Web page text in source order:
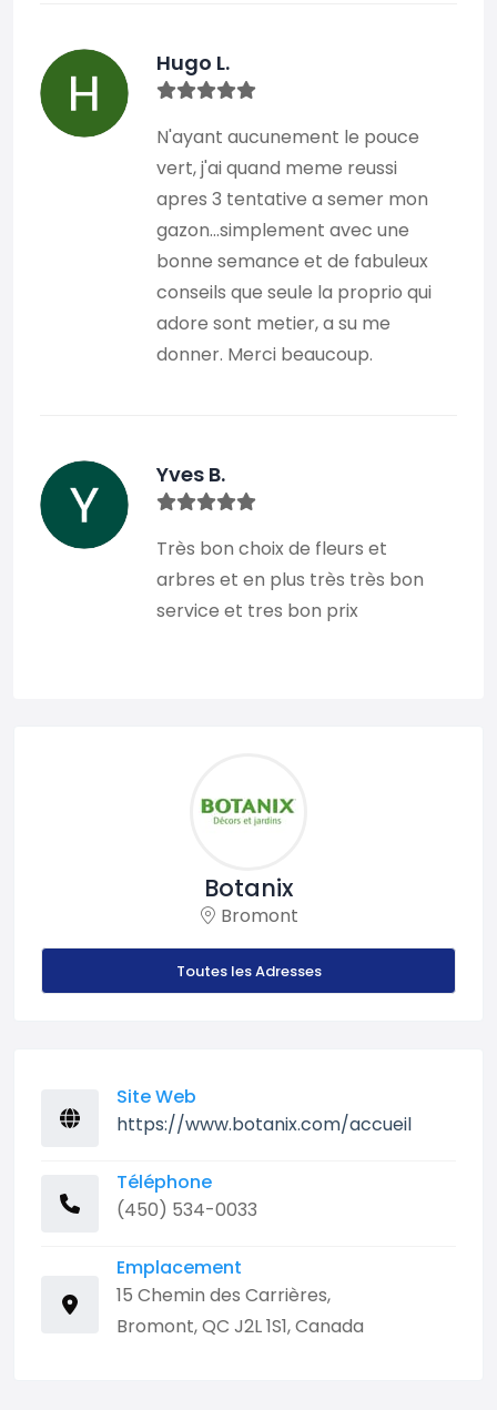
Hugo L.
N'ayant aucunement le pouce
vert, j'ai quand meme reussi
apres 3 tentative a semer mon
gazon...simplement avec une
bonne semance et de fabuleux
conseils que seule la proprio qui
adore sont metier, a su me
donner. Merci beaucoup.
Yves B.
Très bon choix de fleurs et
arbres et en plus très très bon
service et tres bon prix
Botanix
Bromont
Toutes les Adresses
Site Web
https://www.botanix.com/accueil
Téléphone
(450) 534-0033
Emplacement
15 Chemin des Carrières,
Bromont, QC J2L 1S1, Canada